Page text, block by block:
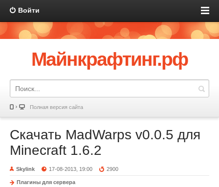
Войти
Майнкрафтинг.рф
Полная версия сайта
Скачать MadWarps v0.0.5 для
Minecraft 1.6.2
Skylink 17-08-2013, 19:00 2900
Плагины для сервера